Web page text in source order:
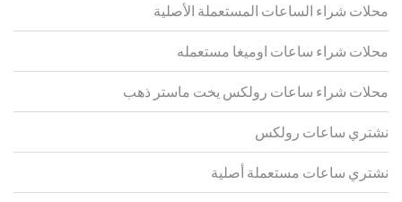
محلات شراء الساعات المستعملة الأصلية
محلات شراء ساعات اوميغا مستعمله
محلات شراء ساعات رولكس يخت ماستر ذهب
نشتري ساعات رولكس
نشتري ساعات مستعملة أصلية